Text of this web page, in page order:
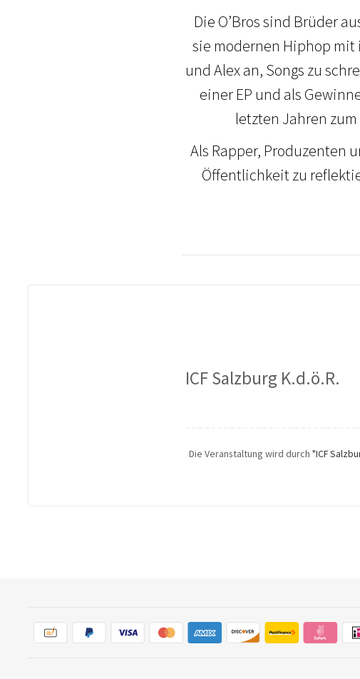
Die O’Bros sind Brüder
sie modernen Hiphop mit
und Alex an, Songs zu
einer EP und als
letzten Jahren
Als Rapper, Produzenten
Öffentlichkeit zu
ICF Salzburg K.d.ö.R.
Die Veranstaltung wird durch"ICF